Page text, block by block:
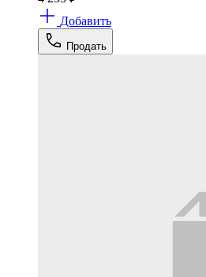
Добавить
Продать